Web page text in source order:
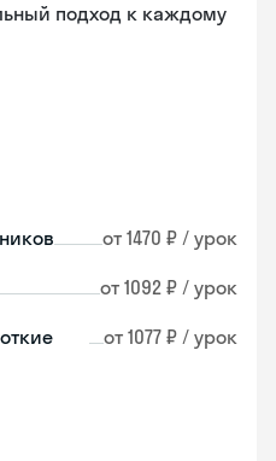
подход к каждому
от 1470 ₽ / урок
от 1092 ₽ / урок
от 1077 ₽ / урок